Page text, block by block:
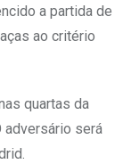
a partida de
ao critério
quartas da
adversário será